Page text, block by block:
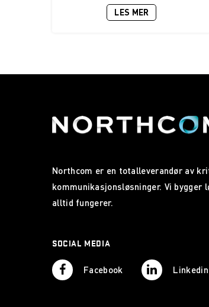
LES MER
Northcom er en totalleverandør av
kommunikasjonsløsninger. Vi bygger
alltid fungerer.
SOCIAL MEDIA
Facebook Linkedin